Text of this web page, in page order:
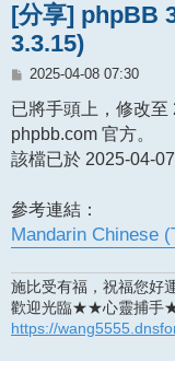
[分享] phpBB
3.3.15)
文
2025-04-08 07:30
已將手頭上，修改至
phpbb.com 官方。
該檔已於 2025-04-
參考連結：
Mandarin Chinese
施比受有福，祝福您好
歡迎光臨★★心靈捕手
https://